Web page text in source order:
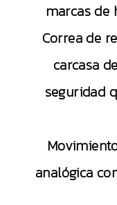
marcas de
Correa de
carcasa
seguridad
analógica